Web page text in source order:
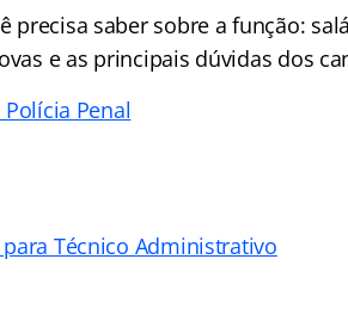
precisa saber sobre a função:
e as principais dúvidas dos
Penal
Técnico Administrativo